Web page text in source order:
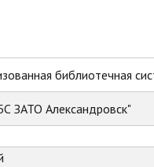
библиотечная
ЗАТО Александровск"